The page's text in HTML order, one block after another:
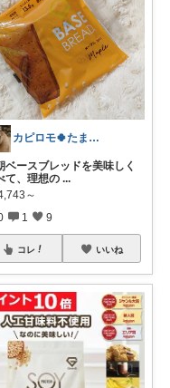
カピロモ🍀たまにくすっと笑えるーむ🐾
ベースブレッドを美味しく
て、理想の ...
～
1 9
コレ いいね